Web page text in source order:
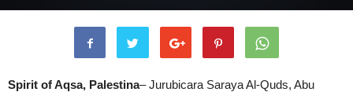
Spirit of Aqsa, Palestina– Jurubicara Saraya Al-Quds, Abu